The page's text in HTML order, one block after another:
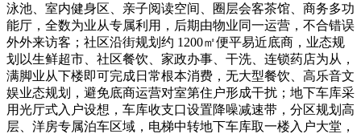
泳池、室内健身区、亲子阅读空间、圈层会客茶馆、商务多功
能厅，全数为业从专属利用，后期由物业同一运营，不合错误
外外来访客；社区沿街规划约 1200㎡便平易近底商，业态规
划以生鲜超市、社区餐饮、家政办事、干洗、连锁药店为从，
满脚业从下楼即可完成日常根本消费，无大型餐饮、高乐音文
娱业态规划，避免底商运营对室第住户形成干扰；地下车库采
用光厅式入户设想，车库收支口设置降噪减速带，分区规划高
层、洋房专属泊车区域，电梯中转地下车库取一楼入户大堂，